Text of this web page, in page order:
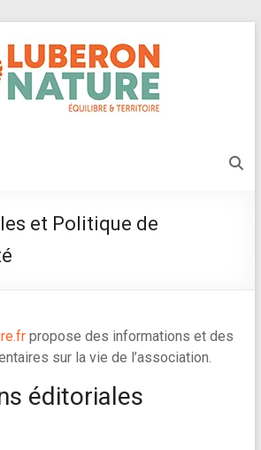
et Politique de
propose des informations et des
sur la vie de l’association.
éditoriales